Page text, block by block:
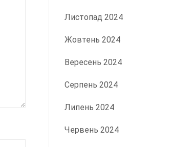
Листопад 2024
Жовтень 2024
Вересень 2024
Серпень 2024
Липень 2024
Червень 2024